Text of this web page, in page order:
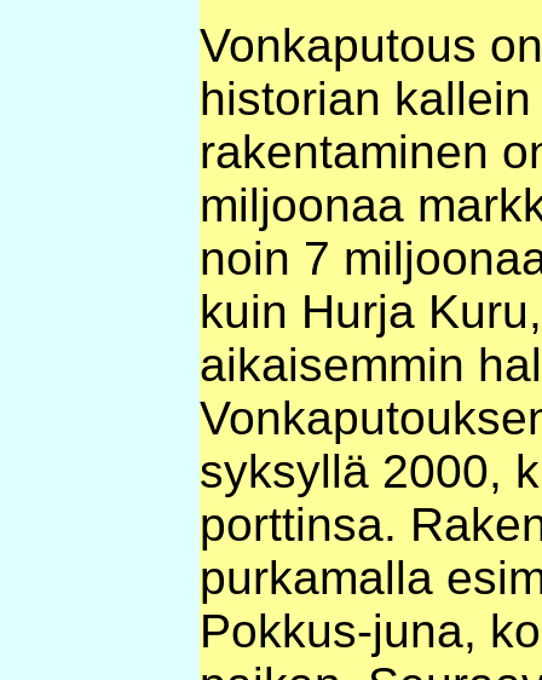
Vonkaputous
historian
rakentaminen
miljoonaa
noin 7
kuin Hurja
aikaisemmin
syksyllä 2000,
porttinsa.
purkamalla
Pokkus-juna,